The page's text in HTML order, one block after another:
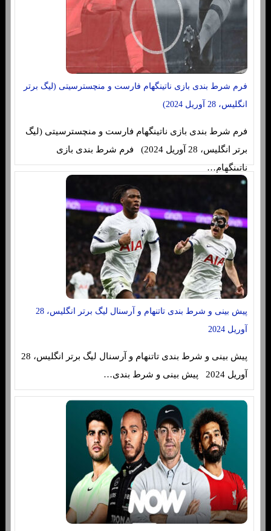
فرم شرط بندی بازی ناتینگهام فارست و منچسترسیتی (لیگ برتر
انگلیس، 28 آوریل 2024)
فرم شرط بندی بازی ناتینگهام فارست و منچسترسیتی (لیگ
برتر انگلیس، 28 آوریل 2024) فرم شرط بندی بازی
ناتینگهام…
پیش بینی و شرط بندی تاتنهام و آرسنال لیگ برتر انگلیس، 28
آوریل 2024
پیش بینی و شرط بندی تاتنهام و آرسنال لیگ برتر انگلیس، 28
آوریل 2024 پیش بینی و شرط بندی…